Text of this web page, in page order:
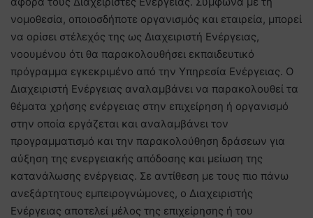
νομοθεσία, οποιοσδήποτε οργανισμός και εταιρεία, μπορεί
να ορίσει στέλεχός της ως Διαχειριστή Ενέργειας,
νοουμένου ότι θα παρακολουθήσει εκπαιδευτικό
πρόγραμμα εγκεκριμένο από την Υπηρεσία Ενέργειας. Ο
Διαχειριστή Ενέργειας αναλαμβάνει να παρακολουθεί τα
θέματα χρήσης ενέργειας στην επιχείρηση ή οργανισμό
στην οποία εργάζεται και αναλαμβάνει τον
προγραμματισμό και την παρακολούθηση δράσεων για
αύξηση της ενεργειακής απόδοσης και μείωση της
κατανάλωσης ενέργειας. Σε αντίθεση με τους πιο πάνω
ανεξάρτητους εμπειρογνώμονες, ο Διαχειριστής
Ενέργειας αποτελεί μέλος της επιχείρησης ή του